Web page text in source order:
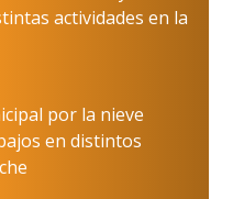
actividades en la
por la nieve
en distintos